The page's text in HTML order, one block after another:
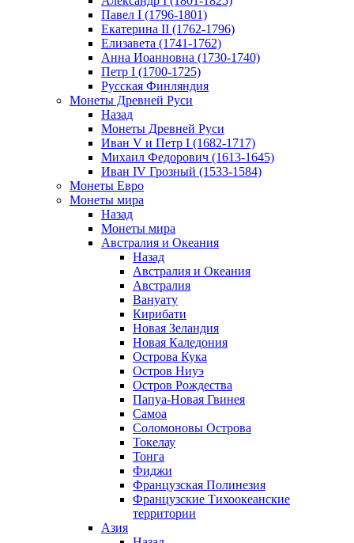
Павел I (1796-1801)
Екатерина II (1762-1796)
Елизавета (1741-1762)
Анна Иоанновна (1730-1740)
Петр I (1700-1725)
Русская Финляндия
Монеты Древней Руси
Назад
Монеты Древней Руси
Иван V и Петр I (1682-1717)
Михаил Федорович (1613-1645)
Иван IV Грозный (1533-1584)
Монеты Евро
Монеты мира
Назад
Монеты мира
Австралия и Океания
Назад
Австралия и Океания
Австралия
Вануату
Кирибати
Новая Зеландия
Новая Каледония
Острова Кука
Остров Ниуэ
Остров Рождества
Папуа-Новая Гвинея
Самоа
Соломоновы Острова
Токелау
Тонга
Фиджи
Французская Полинезия
Французские Тихоокеанские
территории
Азия